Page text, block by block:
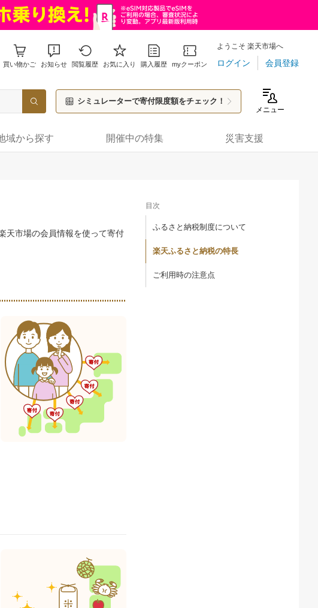
買い物かご お知らせ 閲覧履歴 お気に入り 購入履歴 myクーポン
ようこそ 楽天市場へ
ログイン 会員登録
シミュレーターで寄付限度額をチェック！
メニュー
域から探す 開催中の特集 災害支援
天市場の会員情報を使って寄付
目次
ふるさと納税制度について
楽天ふるさと納税の特長
ご利用時の注意点